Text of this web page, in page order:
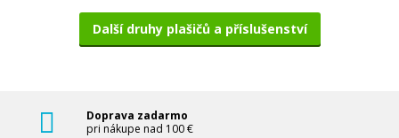
Další druhy plašičů a příslušenství
Doprava zadarmo
pri nákupe nad 100 €